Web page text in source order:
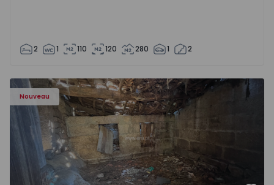
2 1 110 120 280 1 2
Nouveau
Maison Vila Real, São Tomé do Castelo e Justes -